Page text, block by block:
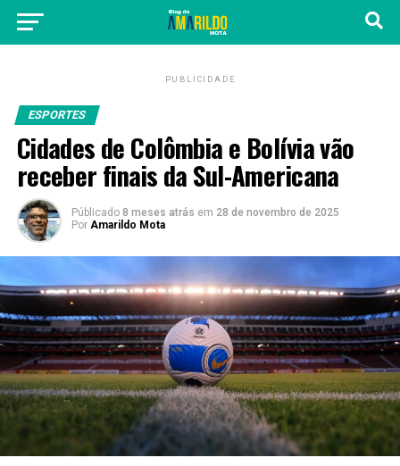
PUBLICIDADE
ESPORTES
Cidades de Colômbia e Bolívia vão
receber finais da Sul-Americana
Públicado 8 meses atrás em 28 de novembro de 2025
Por Amarildo Mota